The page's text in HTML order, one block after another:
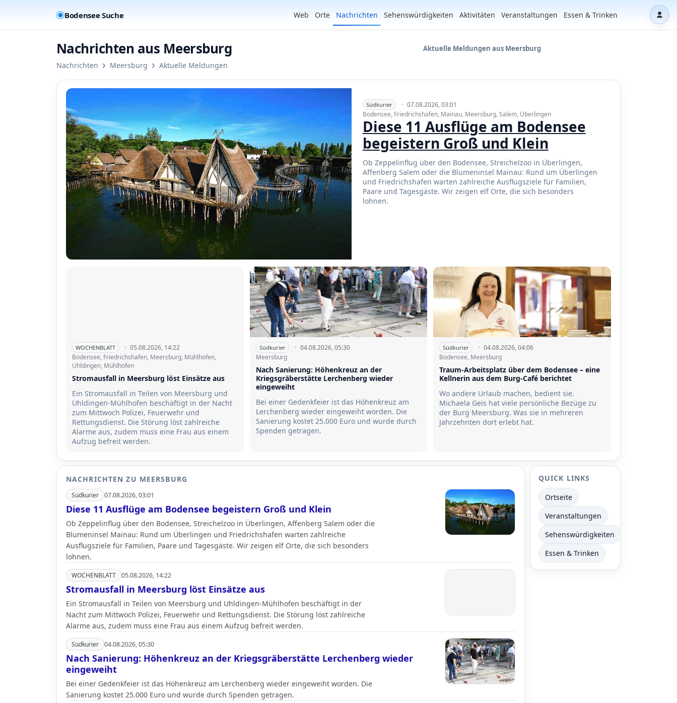
Bodensee Suche Web Orte Nachrichten Sehenswürdigkeiten Aktivitäten Veranstaltungen Essen & Trinken
Nachrichten aus Meersburg
Nachrichten › Meersburg › Aktuelle Meldungen
Aktuelle Meldungen aus Meersburg
Südkurier · 07.08.2026, 03:01
Bodensee, Friedrichshafen, Mainau, Meersburg, Salem, Überlingen
Diese 11 Ausflüge am Bodensee
begeistern Groß und Klein
Ob Zeppelinflug über den Bodensee, Streichelzoo in Überlingen,
Affenberg Salem oder die Blumeninsel Mainau: Rund um Überlingen
und Friedrichshafen warten zahlreiche Ausflugsziele für Familien,
Paare und Tagesgäste. Wir zeigen elf Orte, die sich besonders
lohnen.
WOCHENBLATT · 05.08.2026, 14:22
Bodensee, Friedrichshafen, Meersburg, Mühlhofen,
Uhldingen, Mühlhofen
Stromausfall in Meersburg löst Einsätze aus
Ein Stromausfall in Teilen von Meersburg und
Uhldingen-Mühlhofen beschäftigt in der Nacht
zum Mittwoch Polizei, Feuerwehr und
Rettungsdienst. Die Störung löst zahlreiche
Alarme aus, zudem muss eine Frau aus einem
Aufzug befreit werden.
Südkurier · 04.08.2026, 05:30
Meersburg
Nach Sanierung: Höhenkreuz an der
Kriegsgräberstätte Lerchenberg wieder
eingeweiht
Bei einer Gedenkfeier ist das Höhenkreuz am
Lerchenberg wieder eingeweiht worden. Die
Sanierung kostet 25.000 Euro und wurde durch
Spenden getragen.
Südkurier · 04.08.2026, 04:06
Bodensee, Meersburg
Traum-Arbeitsplatz über dem Bodensee – eine
Kellnerin aus dem Burg-Café berichtet
Wo andere Urlaub machen, bedient sie.
Michaela Geis hat viele persönliche Bezüge zu
der Burg Meersburg. Was sie in mehreren
Jahrzehnten dort erlebt hat.
NACHRICHTEN ZU MEERSBURG
Südkurier 07.08.2026, 03:01
Diese 11 Ausflüge am Bodensee begeistern Groß und Klein
Ob Zeppelinflug über den Bodensee, Streichelzoo in Überlingen, Affenberg Salem oder die
Blumeninsel Mainau: Rund um Überlingen und Friedrichshafen warten zahlreiche
Ausflugsziele für Familien, Paare und Tagesgäste. Wir zeigen elf Orte, die sich besonders
lohnen.
WOCHENBLATT 05.08.2026, 14:22
Stromausfall in Meersburg löst Einsätze aus
Ein Stromausfall in Teilen von Meersburg und Uhldingen-Mühlhofen beschäftigt in der
Nacht zum Mittwoch Polizei, Feuerwehr und Rettungsdienst. Die Störung löst zahlreiche
Alarme aus, zudem muss eine Frau aus einem Aufzug befreit werden.
Südkurier 04.08.2026, 05:30
Nach Sanierung: Höhenkreuz an der Kriegsgräberstätte Lerchenberg wieder
eingeweiht
Bei einer Gedenkfeier ist das Höhenkreuz am Lerchenberg wieder eingeweiht worden. Die
Sanierung kostet 25.000 Euro und wurde durch Spenden getragen.
QUICK LINKS
Ortseite
Veranstaltungen
Sehenswürdigkeiten
Essen & Trinken